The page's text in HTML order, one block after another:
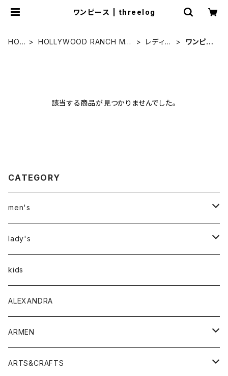
ワンピース | threelog
HOM
HOLLYWOOD RANCH MA
レディー
ワンピー
該当する商品が見つかりませんでした。
CATEGORY
men's
アウター
トップス
Tシャツ
シャツ
ボトムス
lady's
アウター
トップス
Tシャツ・カットソー
シャツ・ブラウス
ボトムス
パンツ
ワンピース・オールインワン
kids
ALEXANDRA
ARMEN
アウター
ARTS&CRAFTS